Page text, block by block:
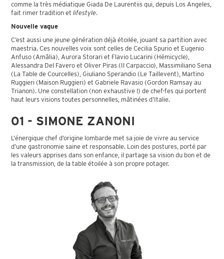
comme la très médiatique Giada De Laurentiis qui, depuis Los Angeles,
fait rimer tradition etlifestyle.
Nouvelle vague
C’est aussi une jeune génération déjà étoilée, jouant sa partition avec
maestria. Ces nouvelles voix sont celles de Cecilia Spurio et Eugenio
Anfuso (Amâlia), Aurora Storari et Flavio Lucarini (Hémicycle),
Alessandra Del Favero et Oliver Piras (Il Carpaccio), Massimiliano Sena
(La Table de Courcelles), Giuliano Sperandio (Le Taillevent), Martino
Ruggieri (Maison Ruggieri) et Gabriele Ravasio (Gordon Ramsay au
Trianon). Une constellation (non exhaustive !) de chef·fes qui portent
haut leurs visions toutes personnelles, mâtinées d’Italie.
01 - SIMONE ZANONI
L’énergique chef d’origine lombarde met sa joie de vivre au service
d’une gastronomie saine et responsable. Loin des postures, porté par
les valeurs apprises dans son enfance, il partage sa vision du bon et de
la transmission, de la table étoilée à son propre potager.